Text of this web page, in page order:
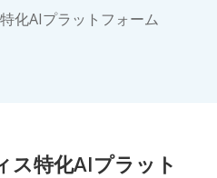
化AIプラットフォーム
ス特化AIプラット